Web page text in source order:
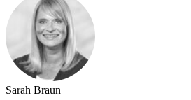
Sarah Braun